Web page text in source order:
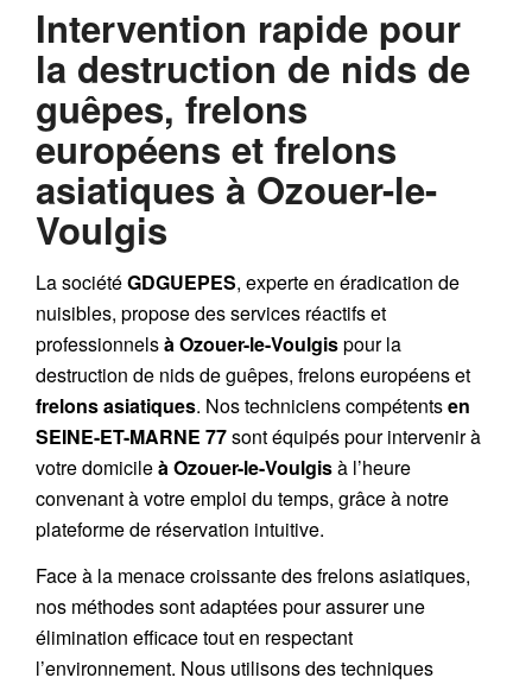
Intervention rapide pour
la destruction de nids de
guêpes, frelons
européens et frelons
asiatiques à Ozouer-le-
Voulgis
La sociétéGDGUEPES, experte en éradication de
nuisibles, propose des services réactifs et
professionnelsà Ozouer-le-Voulgispour la
destruction de nids de guêpes, frelons européenset
frelons asiatiques. Nos techniciens compétentsen
SEINE-ET-MARNE 77sont équipés pour intervenir à
votre domicileà Ozouer-le-Voulgisà l’heure
convenant à votre emploi du temps, grâce à notre
plateforme de réservation intuitive.
Face à la menace croissante des frelons asiatiques,
nos méthodes sont adaptées pour assurer une
élimination efficace tout en respectant
l’environnement. Nous utilisons des techniques